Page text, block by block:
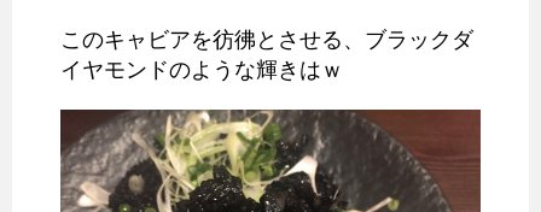
このキャビアを彷彿とさせる、ブラックダ
イヤモンドのような輝きはｗ